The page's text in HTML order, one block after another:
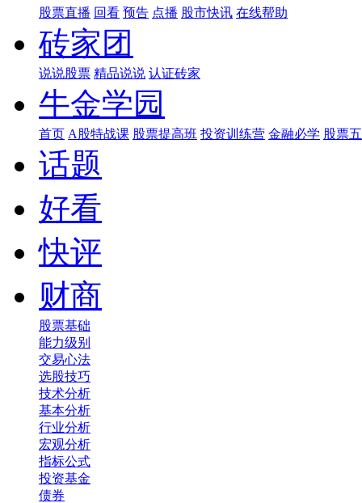
股票直播 回看 预告 点播 股市快讯 在线帮助
砖家团
说说股票 精品说说 认证砖家
牛金学园
首页 A股特战课 股票提高班 投资训练营 金融必学 股票
话题
好看
快评
财商
股票基础
能力级别
交易心法
选股技巧
技术分析
基本分析
行业分析
宏观分析
指标公式
投资基金
债券